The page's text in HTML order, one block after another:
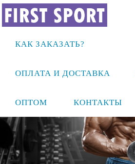
КАК ЗАКАЗАТЬ?
ОПЛАТА И ДОСТАВКА
ОПТОМ КОНТАКТЫ